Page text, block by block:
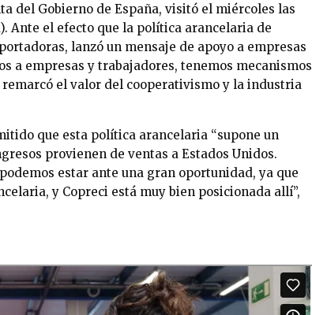
del Gobierno de España, visitó el miércoles las
Ante el efecto que la política arancelaria de
lanzó un mensaje de apoyo a empresas
a empresas y trabajadores, tenemos mecanismos
el valor del cooperativismo y la industria
que esta política arancelaria “supone un
provienen de ventas a Estados Unidos.
estar ante una gran oportunidad, ya que
y Copreci está muy bien posicionada allí”,